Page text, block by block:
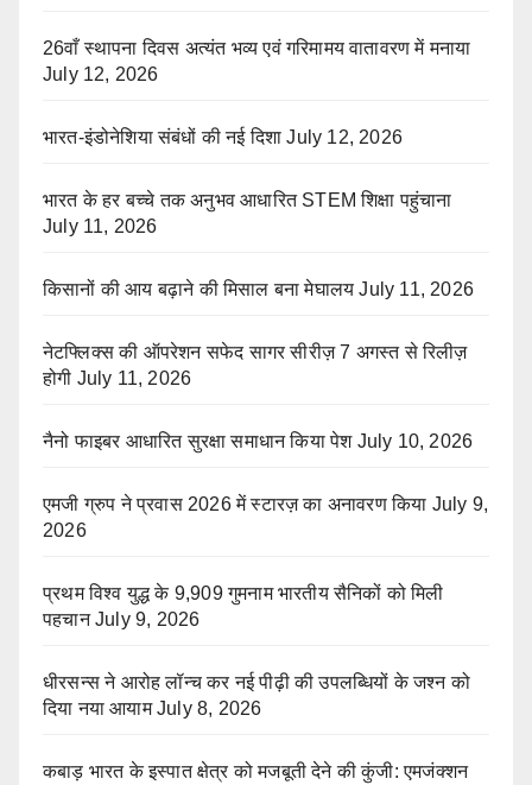
26वाँ स्थापना दिवस अत्यंत भव्य एवं गरिमामय वातावरण में मनाया
July 12, 2026
भारत-इंडोनेशिया संबंधों की नई दिशा July 12, 2026
भारत के हर बच्चे तक अनुभव आधारित STEM शिक्षा पहुंचाना
July 11, 2026
किसानों की आय बढ़ाने की मिसाल बना मेघालय July 11, 2026
नेटफ्लिक्स की ऑपरेशन सफेद सागर सीरीज़ 7 अगस्त से रिलीज़
होगी July 11, 2026
नैनो फाइबर आधारित सुरक्षा समाधान किया पेश July 10, 2026
एमजी ग्रुप ने प्रवास 2026 में स्टारज़ का अनावरण किया July 9,
2026
प्रथम विश्व युद्ध के 9,909 गुमनाम भारतीय सैनिकों को मिली
पहचान July 9, 2026
धीरसन्स ने आरोह लॉन्च कर नई पीढ़ी की उपलब्धियों के जश्न को
दिया नया आयाम July 8, 2026
कबाड़ भारत के इस्पात क्षेत्र को मजबूती देने की कुंजी: एमजंक्शन